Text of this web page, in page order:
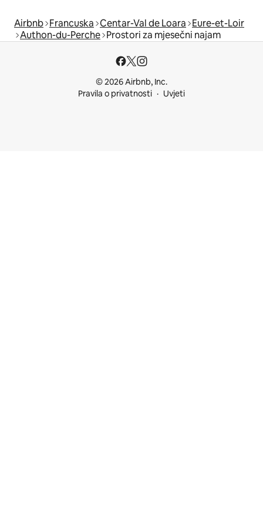
Airbnb Francuska Centar-Val de Loara Eure-et-Loir
Authon-du-Perche Prostori za mjesečni najam
© 2026 Airbnb, Inc.
Pravila o privatnosti
Uvjeti